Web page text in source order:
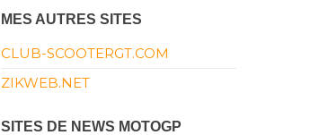
MES AUTRES SITES
CLUB-SCOOTERGT.COM
ZIKWEB.NET
SITES DE NEWS MOTOGP